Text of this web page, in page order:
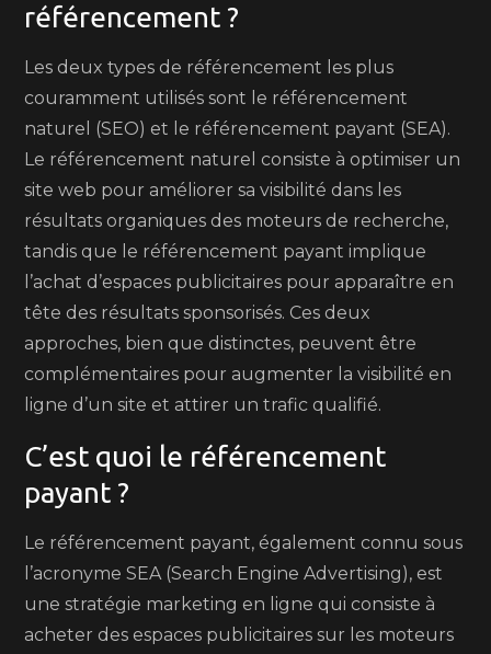
référencement ?
Les deux types de référencement les plus
couramment utilisés sont le référencement
naturel (SEO) et le référencement payant (SEA).
Le référencement naturel consiste à optimiser un
site web pour améliorer sa visibilité dans les
résultats organiques des moteurs de recherche,
tandis que le référencement payant implique
l’achat d’espaces publicitaires pour apparaître en
tête des résultats sponsorisés. Ces deux
approches, bien que distinctes, peuvent être
complémentaires pour augmenter la visibilité en
ligne d’un site et attirer un trafic qualifié.
C’est quoi le référencement
payant ?
Le référencement payant, également connu sous
l’acronyme SEA (Search Engine Advertising), est
une stratégie marketing en ligne qui consiste à
acheter des espaces publicitaires sur les moteurs